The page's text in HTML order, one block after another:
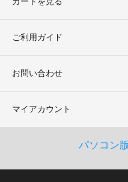
ご利用ガイド
お問い合わせ
マイアカウント
パソコン